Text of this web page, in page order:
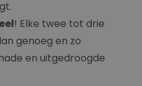
! Elke twee tot drie
genoeg en zo
en uitgedroogde